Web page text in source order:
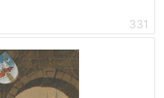
331